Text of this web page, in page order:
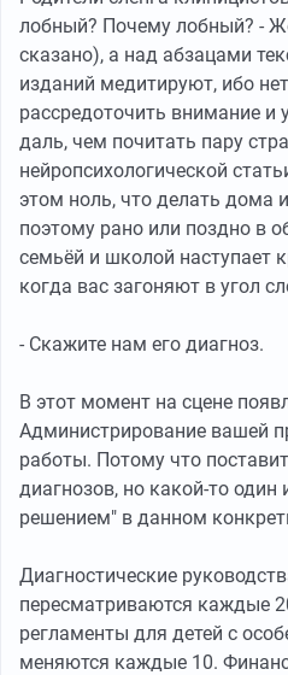
лобный? Почему лобный? -
сказано), а над абзацами
изданий медитируют, ибо
рассредоточить внимание
даль, чем почитать пару
нейропсихологической
этом ноль, что делать дома
поэтому рано или поздно в
семьёй и школой наступает
когда вас загоняют в угол
- Скажите нам его диагноз.
В этот момент на сцене
Администрирование вашей
работы. Потому что
диагнозов, но какой-то
решением" в данном
Диагностические
пересматриваются каждые
регламенты для детей с
меняются каждые 10.